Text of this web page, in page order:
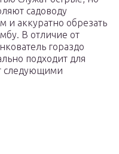
садоводу
и аккуратно обрезать
В отличие от
гораздо
подходит для
следующими